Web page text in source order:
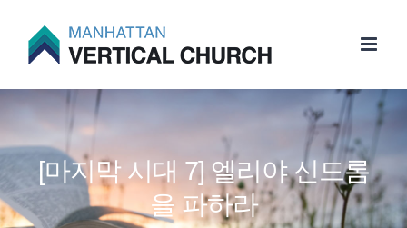
[마지막 시대 7] 엘리야 신드롬
을 파하라